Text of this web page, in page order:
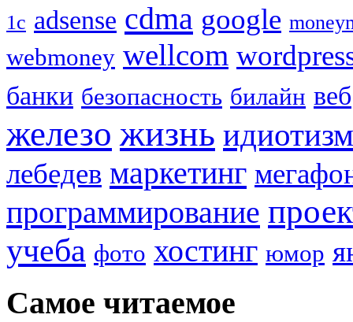
1с adsense cdma google
webmoney wellcom
банки безопасность билайн веб
железо жизнь идиотизм
лебедев маркетинг
программирование
учеба фото хостинг юмор
Самое читаемое